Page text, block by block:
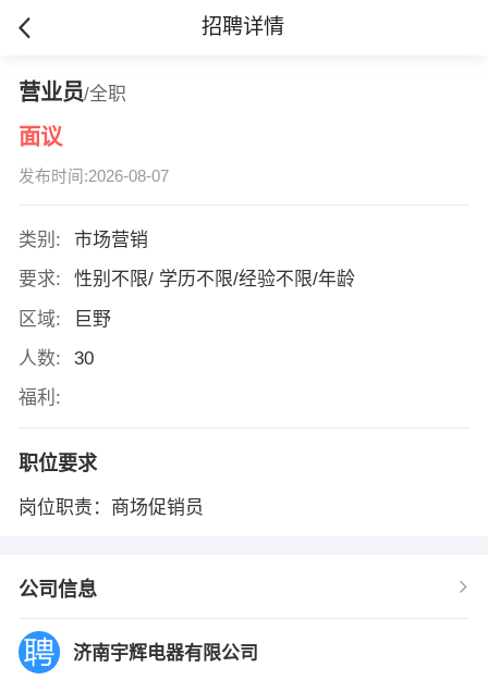
招聘详情
营业员/全职
面议
发布时间:2026-08-07
类别:
市场营销
要求:
性别不限/ 学历不限/经验不限/年龄
区域:
巨野
人数:
30
福利:
职位要求
岗位职责：商场促销员
公司信息
济南宇辉电器有限公司